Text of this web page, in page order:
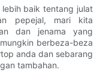
baik tentang julat
pepejal, mari kita
dan jenama yang
berbeza-beza
anda dan sebarang
tambahan.